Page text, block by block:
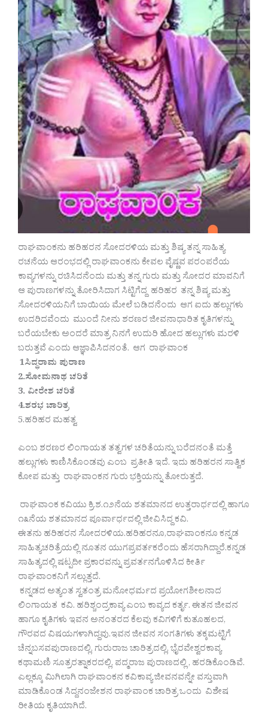
ರಾಘವಾಂಕನು ಹರಿಹರನ ಸೋದರಳಿಯ ಮತ್ತು ಶಿಷ್ಯ ತನ್ನ ಸಾಹಿತ್ಯ
ರಚನೆಯ ಆರಂಭದಲ್ಲಿ ರಾಘವಾಂಕನು ಕೇವಲ ವೈಷ್ಣವ ಪರಂಪರೆಯ
ಕಾವ್ಯಗಳನ್ನು ರಚಿಸಿದನೆಂದು ಮತ್ತು ತನ್ನ ಗುರು ಮತ್ತು ಸೋದರ ಮಾವನಿಗೆ
ಆ ಪುರಾಣಗಳನ್ನು ತೋರಿಸಿದಾಗ ಸಿಟ್ಟಿಗೆದ್ದ ಹರಿಹರ ತನ್ನ ಶಿಷ್ಯ ಮತ್ತು
ಸೋದರಳಿಯನಿಗೆ ಬಾಯಿಯ ಮೇಲೆ ಬಡಿದನೆಂದು ಆಗ ಐದು ಹಲ್ಲುಗಳು
ಉದರಿದವೆಂದು ಮುಂದೆ ನೀನು ಶರಣರ ಜೀವನಾಧಾರಿತ ಕೃತಿಗಳನ್ನು
ಬರೆಯಬೇಕು ಅಂದರೆ ಮಾತ್ರ ನಿನಗೆ ಉದುರಿ ಹೋದ ಹಲ್ಲುಗಳು ಮರಳಿ
ಬರುತ್ತವೆ ಎಂದು ಆಜ್ಞಾಪಿಸಿದನಂತೆ. ಆಗ ರಾಘವಾಂಕ
1ಸಿದ್ಧರಾಮ ಪುರಾಣ
2.ಸೋಮನಾಥ ಚರಿತೆ
3. ವೀರೇಶ ಚರಿತೆ
4.ಶರಭ ಚಾರಿತ್ರ
5.ಹರಿಹರ ಮಹತ್ವ
ಎಂಬ ಶರಣರ ಲಿಂಗಾಯತ ತತ್ವಗಳ ಚರಿತೆಯನ್ನು ಬರೆದನಂತೆ ಮತ್ತೆ
ಹಲ್ಲುಗಳು ಕಾಣಿಸಿಕೊಂಡವು ಎಂಬ ಪ್ರತೀತಿ ಇದೆ. ಇದು ಹರಿಹರನ ಸಾತ್ವಿಕ
ಕೋಪ ಮತ್ತು ರಾಘವಾಂಕನ ಗುರು ಭಕ್ತಿಯನ್ನು ತೋರುತ್ತದೆ.
ರಾಘವಾಂಕ ಕವಿಯು ಕ್ರಿ.ಶ.೧೨ನೆಯ ಶತಮಾನದ ಉತ್ತರಾರ್ಧದಲ್ಲಿ ಹಾಗೂ
೧೩ನೆಯ ಶತಮಾನದ ಪೂರ್ವಾರ್ಧದಲ್ಲಿ ಜೀವಿಸಿದ್ದ ಕವಿ.
ಈತನು ಹರಿಹರನ ಸೋದರಳಿಯ.ಹರಿಹರನೂ,ರಾಘವಾಂಕನೂ ಕನ್ನಡ
ಸಾಹಿತ್ಯಚರಿತ್ರೆಯಲ್ಲಿ ನೂತನ ಯುಗಪ್ರವರ್ತಕರೆಂದು ಹೆಸರಾಗಿದ್ದಾರೆ.ಕನ್ನಡ
ಸಾಹಿತ್ಯದಲ್ಲಿ ಷಟ್ಪದೀ ಪ್ರಕಾರವನ್ನು ಪ್ರವರ್ತನಗೊಳಿಸಿದ ಕೀರ್ತಿ
ರಾಘವಾಂಕನಿಗೆ ಸಲ್ಲುತ್ತದೆ.
ಕನ್ನಡದ ಅತ್ಯಂತ ಸ್ವತಂತ್ರ ಮನೋಧರ್ಮದ ಪ್ರಯೋಗಶೀಲನಾದ
ಲಿಂಗಾಯತ ಕವಿ. ಹರಿಶ್ಚಂದ್ರಕಾವ್ಯ ಎಂಬ ಕಾವ್ಯದ ಕರ್ತೃ. ಈತನ ಜೀವನ
ಹಾಗೂ ಕೃತಿಗಳು ಇವನ ಅನಂತರದ ಕೆಲವು ಕವಿಗಳಿಗೆ ಕುತೂಹಲದ,
ಗೌರವದ ವಿಷಯಗಳಾಗಿದ್ದವು.ಇವನ ಜೀವನ ಸಂಗತಿಗಳು ತಕ್ಕಮಟ್ಟಿಗೆ
ಚೆನ್ನಬಸವಪುರಾಣದಲ್ಲಿ, ಗುರುರಾಜ ಚಾರಿತ್ರದಲ್ಲಿ, ಭೈರವೇಶ್ವರಕಾವ್ಯ
ಕಥಾಮಣಿ ಸೂತ್ರರತ್ನಾಕರದಲ್ಲಿ, ಪದ್ಮರಾಜ ಪುರಾಣದಲ್ಲಿ , ಹರಡಿಕೊಂಡಿವೆ.
ಎಲ್ಲಕ್ಕೂ ಮಿಗಿಲಾಗಿ ರಾಘವಾಂಕನ ಕವಿಕಾವ್ಯ ಜೀವನವನ್ನೇ ವಸ್ತುವಾಗಿ
ಮಾಡಿಕೊಂಡ ಸಿದ್ದನಂಜೇಶನ ರಾಘವಾಂಕ ಚಾರಿತ್ರ ಒಂದು ವಿಶೇಷ
ರೀತಿಯ ಕೃತಿಯಾಗಿದೆ.